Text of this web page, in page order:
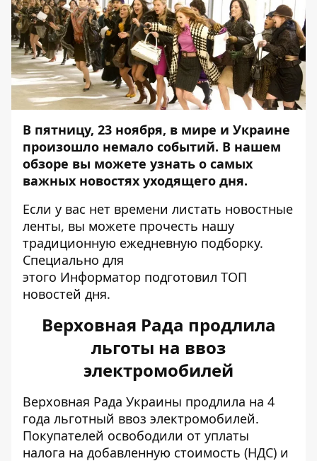
В пятницу, 23 ноября, в мире и Украине
произошло немало событий. В нашем
обзоре вы можете узнать о самых
важных новостях уходящего дня.
Если у вас нет времени листать новостные
ленты, вы можете прочесть нашу
традиционную ежедневную подборку.
Специально для
этого Информатор подготовил ТОП
новостей дня.
Верховная Рада продлила
льготы на ввоз
электромобилей
Верховная Рада Украины продлила на 4
года льготный ввоз электромобилей.
Покупателей освободили от уплаты
налога на добавленную стоимость (НДС) и